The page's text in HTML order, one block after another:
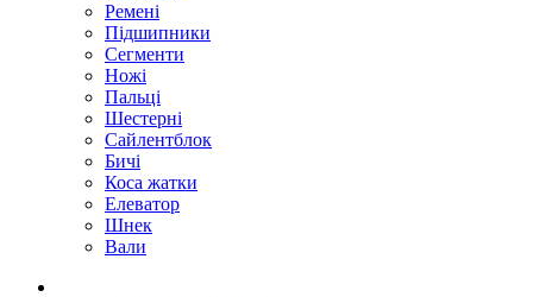
Ремені
Підшипники
Сегменти
Ножі
Пальці
Шестерні
Сайлентблок
Бичі
Коса жатки
Елеватор
Шнек
Вали